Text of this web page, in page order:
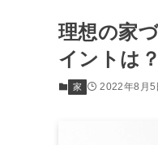
理想の家
イントは？
家 2022年8月5